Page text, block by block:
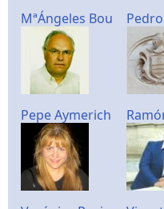
MªÁngeles Bou
Pepe Aymerich